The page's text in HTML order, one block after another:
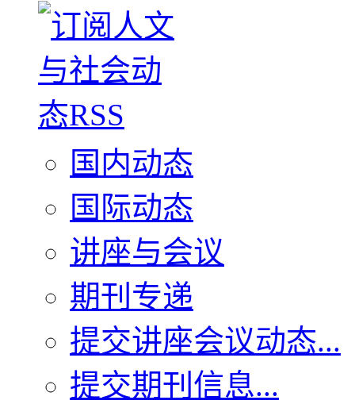
国内动态
国际动态
讲座与会议
期刊专递
提交讲座会议动态...
提交期刊信息...